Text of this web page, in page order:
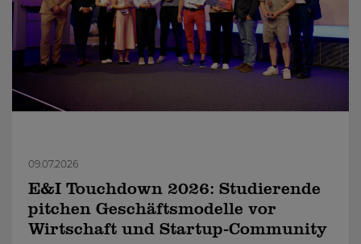
09.07.2026
E&I Touchdown 2026: Studierende
pitchen Geschäftsmodelle vor
Wirtschaft und Startup-Community